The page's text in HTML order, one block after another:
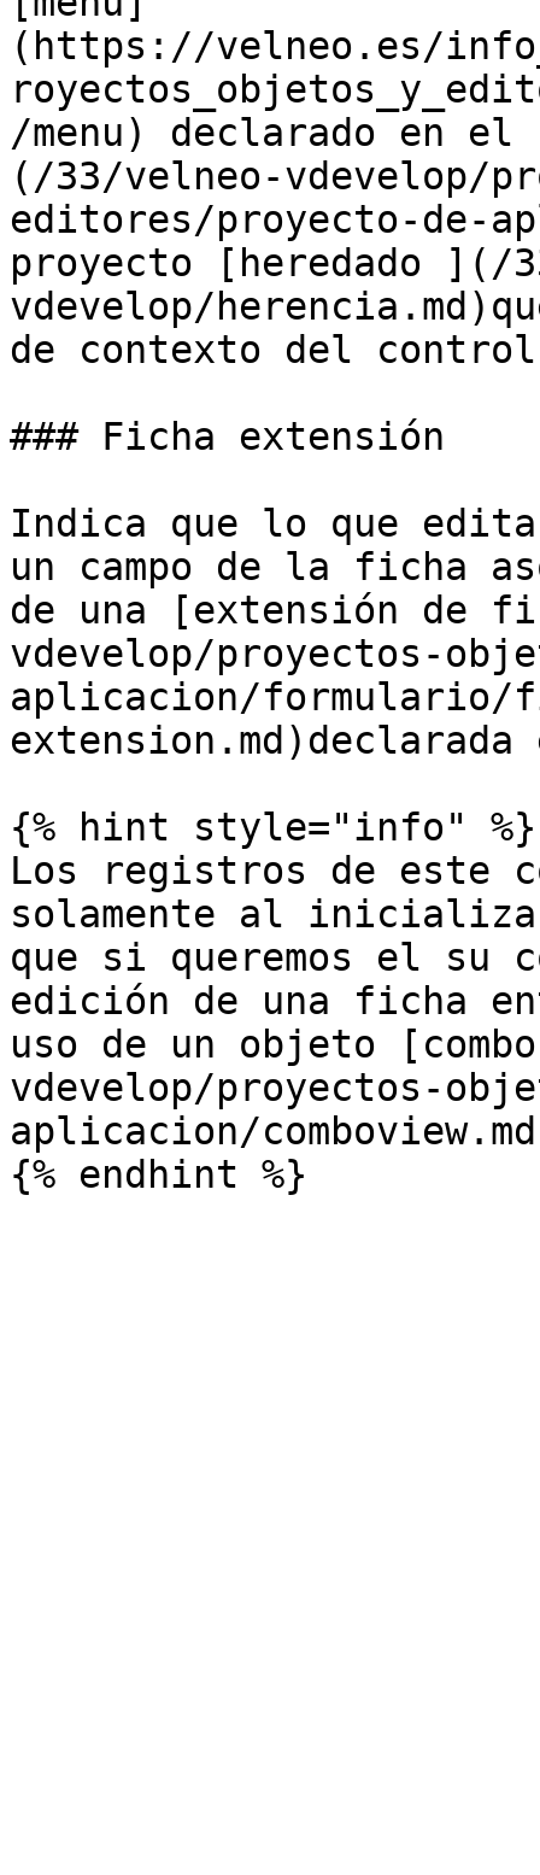
(https://velneo.es/
/menu) declarado en
(/33/velneo-vdevelop/
editores/proyecto-de-
proyecto [heredado ](/
vdevelop/
de contexto del
### Ficha extensión
Indica que lo que
un campo de la ficha
de una [extensión de
vdevelop/proyectos-
aplicacion/formulario/
extension.md)declarada
{% hint style="info" %}
Los registros de este
solamente al
que si queremos el su
edición de una ficha
uso de un objeto
vdevelop/proyectos-
aplicacion/